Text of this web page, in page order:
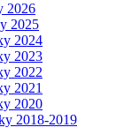
2026
2025
2024
2023
2022
2021
2020
2018-2019